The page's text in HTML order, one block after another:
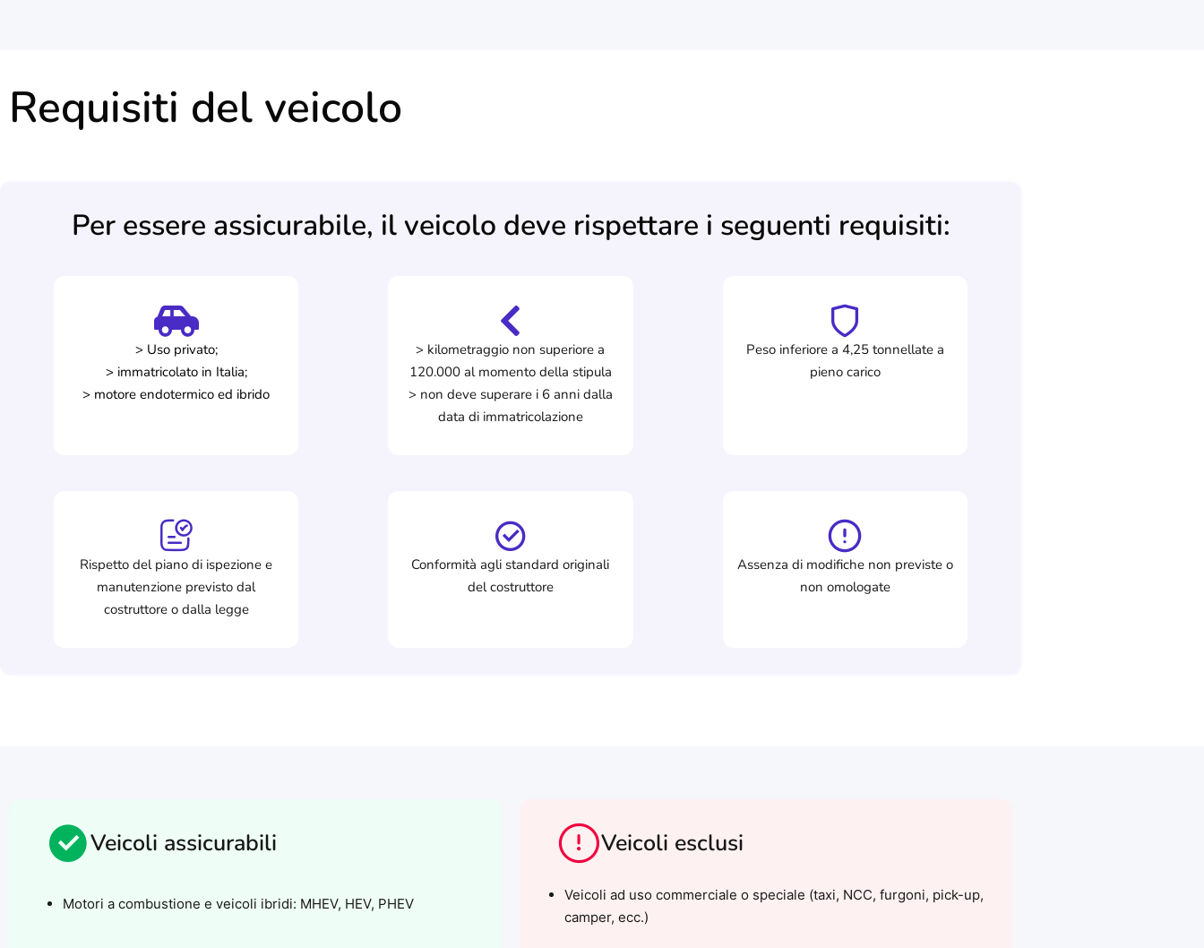
Requisiti del veicolo
Per essere assicurabile, il veicolo deve rispettare i seguenti requisiti:
> Uso privato;
> immatricolato in Italia;
> motore endotermico ed ibrido
> kilometraggio non superiore a
120.000 al momento della stipula
> non deve superare i 6 anni dalla
data di immatricolazione
Peso inferiore a 4,25 tonnellate a
pieno carico
Rispetto del piano di ispezione e
manutenzione previsto dal
costruttore o dalla legge
Conformità agli standard originali
del costruttore
Assenza di modifiche non previste o
non omologate
Veicoli assicurabili​
Motori a combustione e veicoli ibridi: MHEV, HEV, PHEV
Veicoli esclusi​
Veicoli ad uso commerciale o speciale (taxi, NCC, furgoni, pick-up,
camper, ecc.)